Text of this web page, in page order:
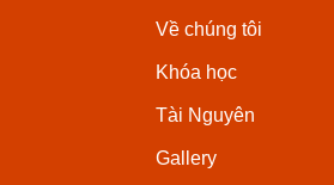
Về chúng tôi
Khóa học
Tài Nguyên
Gallery